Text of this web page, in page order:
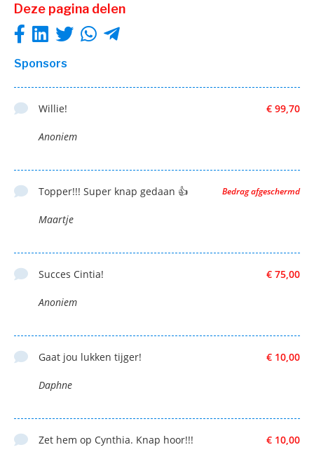
Deze pagina delen
Sponsors
€ 99,70
Willie!
Anoniem
Bedrag afgeschermd
Topper!!! Super knap gedaan 👍
Maartje
€ 75,00
Succes Cintia!
Anoniem
€ 10,00
Gaat jou lukken tijger!
Daphne
€ 10,00
Zet hem op Cynthia. Knap hoor!!!